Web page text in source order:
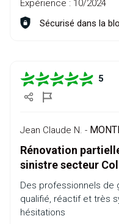
Expérience : 10/2024
Sécurisé dans la
5
Jean Claude N. -
Rénovation
sinistre secteur
Des professionnels de
qualifié, réactif et très
hésitations